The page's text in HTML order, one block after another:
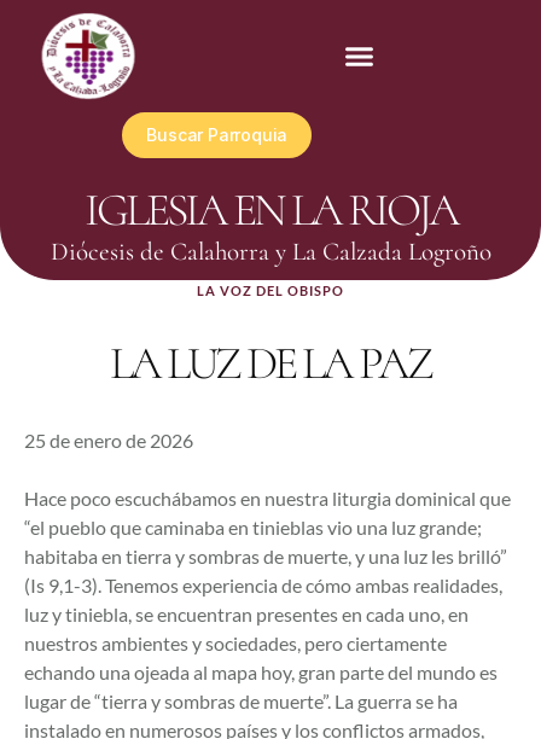
Buscar Parroquia
IGLESIA EN LA RIOJA
Diócesis de Calahorra y La Calzada Logroño
LA VOZ DEL OBISPO
LA LUZ DE LA PAZ
25 de enero de 2026
Hace poco escuchábamos en nuestra liturgia dominical que
“el pueblo que caminaba en tinieblas vio una luz grande;
habitaba en tierra y sombras de muerte, y una luz les brilló”
(Is 9,1-3). Tenemos experiencia de cómo ambas realidades,
luz y tiniebla, se encuentran presentes en cada uno, en
nuestros ambientes y sociedades, pero ciertamente
echando una ojeada al mapa hoy, gran parte del mundo es
lugar de “tierra y sombras de muerte”. La guerra se ha
instalado en numerosos países y los conflictos armados,